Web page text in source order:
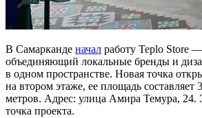
В Самарканде начал работу Teplo Store
объединяющий локальные бренды и
в одном пространстве. Новая точка
на втором этаже, ее площадь составляет
метров. Адрес: улица Амира Темура, 24.
точка проекта.